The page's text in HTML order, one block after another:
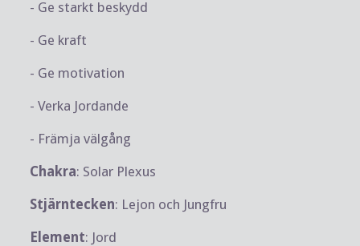
- Ge starkt beskydd
- Ge kraft
- Ge motivation
- Verka Jordande
- Främja välgång
Chakra: Solar Plexus
Stjärntecken: Lejon och Jungfru
Element: Jord